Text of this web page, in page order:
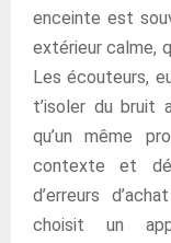
enceinte est
extérieur calme,
Les écouteurs,
t’isoler du bruit
qu’un même
contexte et
d’erreurs
choisit un